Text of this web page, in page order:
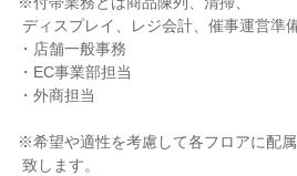
・店舗一般事務
・EC事業部担当
・外商担当
※希望や適性を考慮して各フロアに配属